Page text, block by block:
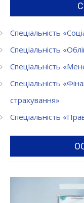
Спеціальність
Спеціальність
Спеціальність
Спеціальність
страхування»
Спеціальність